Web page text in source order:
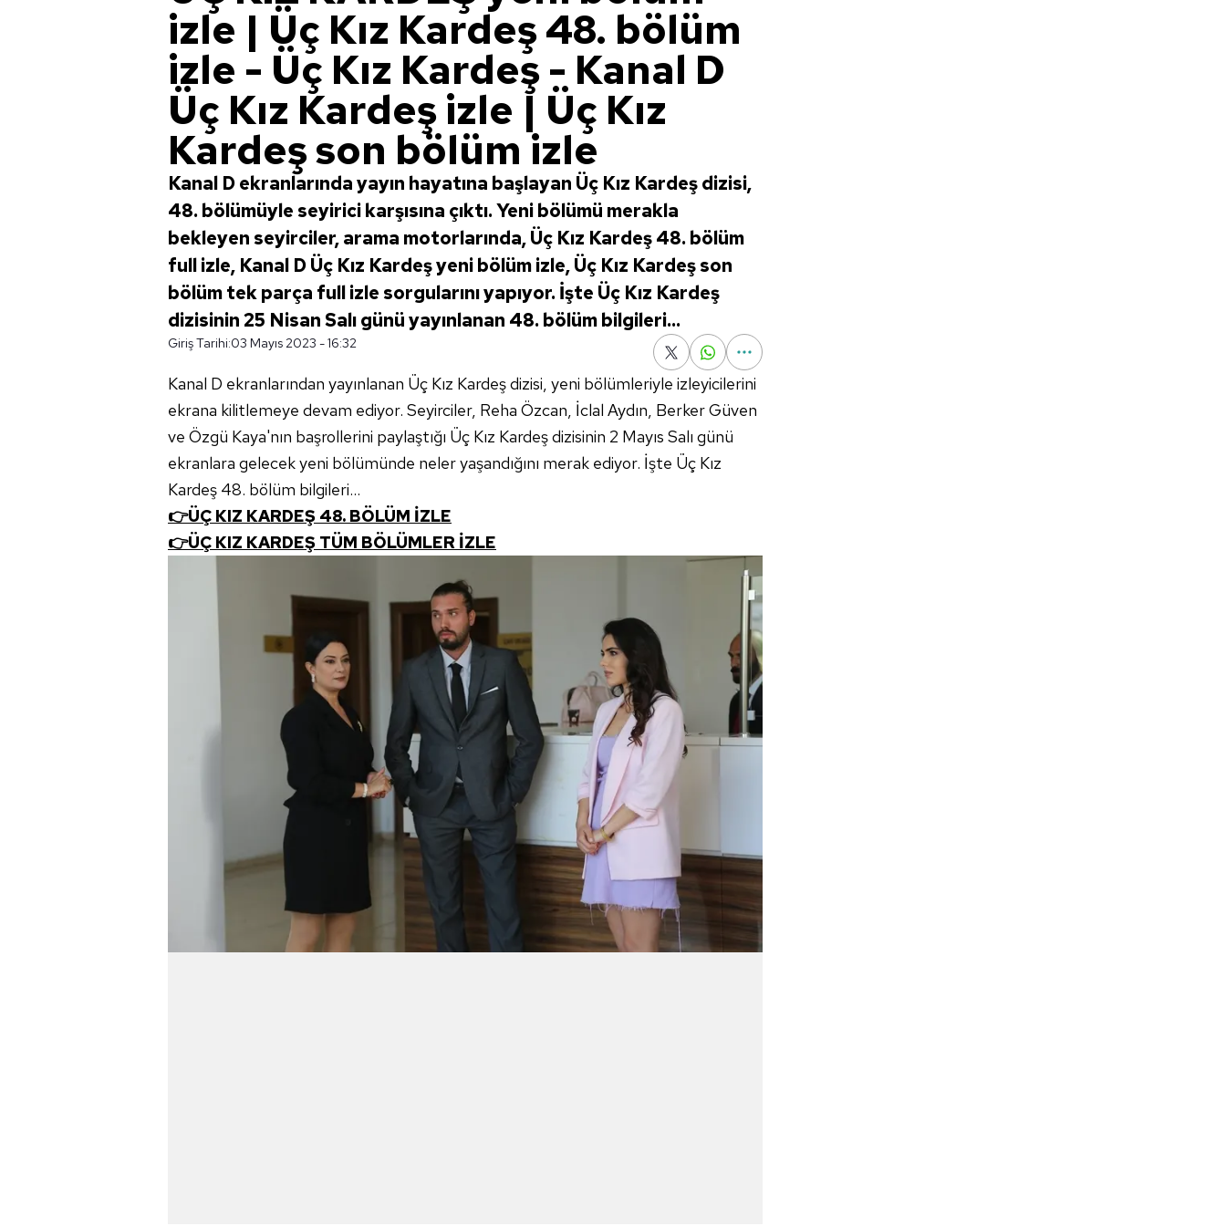
izle | Üç Kız Kardeş 48. bölüm
izle - Üç Kız Kardeş - Kanal D
Üç Kız Kardeş izle | Üç Kız
Kardeş son bölüm izle
Kanal D ekranlarında yayın hayatına başlayan Üç Kız Kardeş dizisi,
48. bölümüyle seyirici karşısına çıktı. Yeni bölümü merakla
bekleyen seyirciler, arama motorlarında, Üç Kız Kardeş 48. bölüm
full izle, Kanal D Üç Kız Kardeş yeni bölüm izle, Üç Kız Kardeş son
bölüm tek parça full izle sorgularını yapıyor. İşte Üç Kız Kardeş
dizisinin 25 Nisan Salı günü yayınlanan 48. bölüm bilgileri...
Giriş Tarihi:03 Mayıs 2023 - 16:32
Kanal D ekranlarından yayınlanan Üç Kız Kardeş dizisi, yeni bölümleriyle izleyicilerini
ekrana kilitlemeye devam ediyor. Seyirciler, Reha Özcan, İclal Aydın, Berker Güven
ve Özgü Kaya'nın başrollerini paylaştığı Üç Kız Kardeş dizisinin 2 Mayıs Salı günü
ekranlara gelecek yeni bölümünde neler yaşandığını merak ediyor. İşte Üç Kız
Kardeş 48. bölüm bilgileri...
👉ÜÇ KIZ KARDEŞ 48. BÖLÜM İZLE
👉ÜÇ KIZ KARDEŞ TÜM BÖLÜMLER İZLE